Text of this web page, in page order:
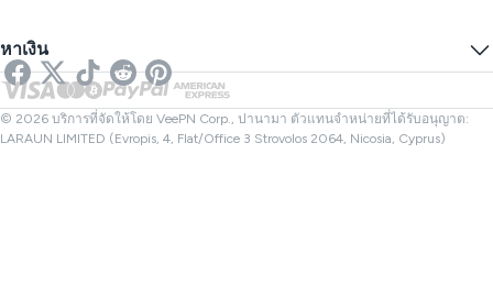
VPN สำหรับการสตรีม
Netflix VPN
SMS ออนไลน์
ตรวจสอบลิงก์
ตรวจสอบไฟล์
VPN ของสหราชอาณาจักร
VPN ของแคนาดา
VPN ของตุรกี
หาเงิน
พันธมิตร
© 2026 บริการที่จัดให้โดย VeePN Corp., ปานามา ตัวแทนจำหน่ายที่ได้รับอนุญาต:
LARAUN LIMITED (Evropis, 4, Flat/Office 3 Strovolos 2064, Nicosia, Cyprus)